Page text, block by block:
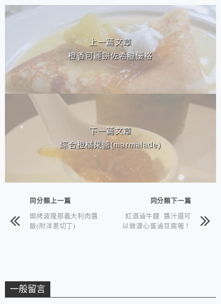
相連文章
上一篇文章
橙香可麗餅佐希臘優格
下一篇文章
綜合橙橘果醬(marmalade)
同分類上一篇
焗烤波隆那義大利肉醬
飯(附洋蔥切丁)
同分類下一篇
紅酒滷牛腱 醬汁還可
以做溏心蛋滷豆腐喔！
一般留言